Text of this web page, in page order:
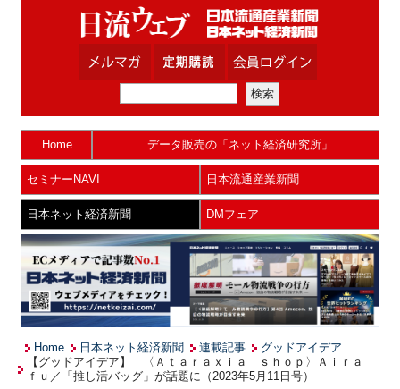
Home データ販売の「ネット経済研究所」
セミナーNAVI 日本流通産業新聞
日本ネット経済新聞 DMフェア
Home 日本ネット経済新聞 連載記事
グッドアイデア
【グッドアイデア】 〈Ａｔａｒａｘｉａ ｓｈｏｐ〉Ａｉｒａ
ｆｕ／「推し活バッグ」が話題に（2023年5月11日号）